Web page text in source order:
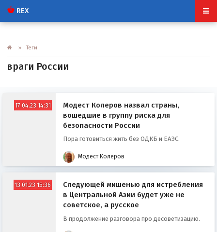
REX
» Теги
враги России
17.04.23 14:31
Модест Колеров назвал страны,
вошедшие в группу риска для
безопасности России
Пора готовиться жить без ОДКБ и ЕАЭС.
Модест Колеров
13.01.23 15:36
Следующей мишенью для истребления
в Центральной Азии будет уже не
советское, а русское
В продолжение разговора про десоветизацию.